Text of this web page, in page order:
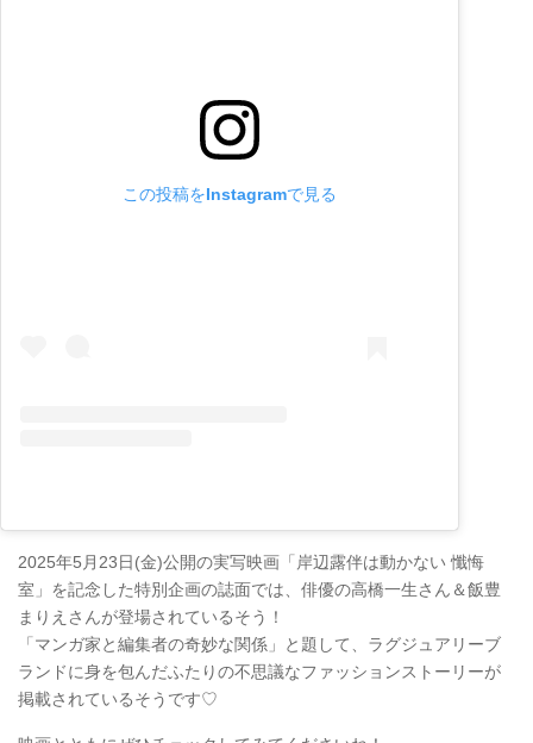
この投稿をInstagramで見る
2025年5月23日(金)公開の実写映画「岸辺露伴は動かない 懺悔
室」を記念した特別企画の誌面では、俳優の高橋一生さん＆飯豊
まりえさんが登場されているそう！
「マンガ家と編集者の奇妙な関係」と題して、ラグジュアリーブ
ランドに身を包んだふたりの不思議なファッションストーリーが
掲載されているそうです♡